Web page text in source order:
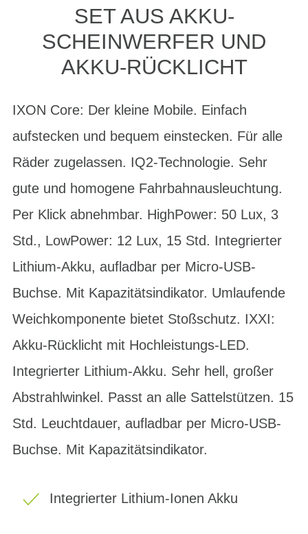
SET AUS AKKU-
SCHEINWERFER UND
AKKU-RÜCKLICHT
IXON Core: Der kleine Mobile. Einfach
aufstecken und bequem einstecken. Für alle
Räder zugelassen. IQ2-Technologie. Sehr
gute und homogene Fahrbahnausleuchtung.
Per Klick abnehmbar. HighPower: 50 Lux, 3
Std., LowPower: 12 Lux, 15 Std. Integrierter
Lithium-Akku, aufladbar per Micro-USB-
Buchse. Mit Kapazitätsindikator. Umlaufende
Weichkomponente bietet Stoßschutz. IXXI:
Akku-Rücklicht mit Hochleistungs-LED.
Integrierter Lithium-Akku. Sehr hell, großer
Abstrahlwinkel. Passt an alle Sattelstützen. 15
Std. Leuchtdauer, aufladbar per Micro-USB-
Buchse. Mit Kapazitätsindikator.
Integrierter Lithium-Ionen Akku